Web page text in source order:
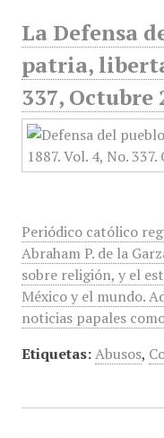
La Defensa
patria,
337, Octubre
Periódico católico
Abraham P. de la
sobre religión, y el
México y el mundo.
noticias papales
Etiquetas: Abusos,